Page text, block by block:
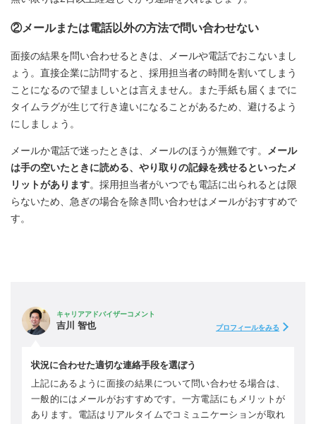
②メールまたは電話以外の方法で問い合わせない
面接の結果を問い合わせるときは、メールや電話でおこないまし
ょう。直接企業に訪問すると、採用担当者の時間を割いてしまう
ことになるので望ましいとは言えません。また手紙も届くまでに
タイムラグが生じて行き違いになることがあるため、避けるよう
にしましょう。
メールか電話で迷ったときは、メールのほうが無難です。
メール
は手の空いたときに読める、やり取りの記録を残せるといったメ
リットがあります。採用担当者がいつでも電話に出られるとは限
らないため、急ぎの場合を除き問い合わせはメールがおすすめで
す。
キャリアアドバイザーコメント
吉川 智也 プロフィールをみる
状況に合わせた適切な連絡手段を選ぼう
上記にあるように面接の結果について問い合わせる場合は、
一般的にはメールがおすすめです。一方電話にもメリットが
あります。電話はリアルタイムでコミュニケーションが取れ